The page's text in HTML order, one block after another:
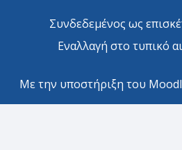
Συνδεδεμένος ως
Εναλλαγή στο τυπικό
Με την υποστήριξη του